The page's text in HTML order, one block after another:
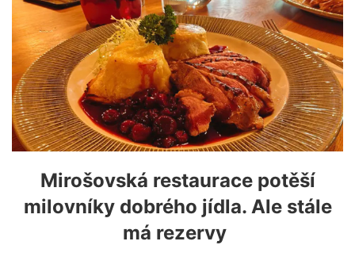
Mirošovská restaurace potěší
milovníky dobrého jídla. Ale stále
má rezervy